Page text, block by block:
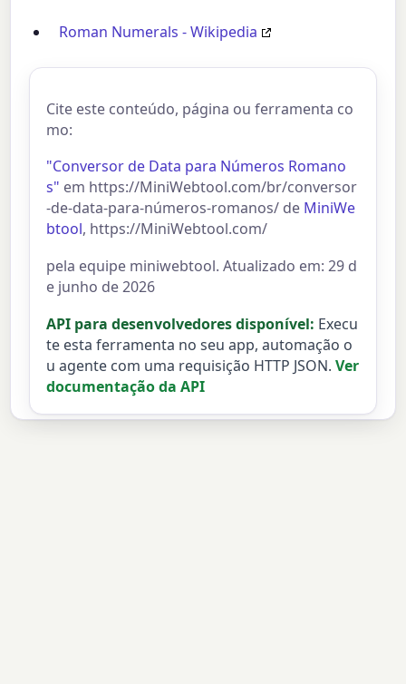
Roman Numerals - Wikipedia
Cite este conteúdo, página ou ferramenta co
mo:
"Conversor de Data para Números Romano
s" em https://MiniWebtool.com/br/conversor
-de-data-para-números-romanos/ de MiniWe
btool, https://MiniWebtool.com/
pela equipe miniwebtool. Atualizado em: 29 d
e junho de 2026
API para desenvolvedores disponível: Execu
te esta ferramenta no seu app, automação o
u agente com uma requisição HTTP JSON. Ver
documentação da API